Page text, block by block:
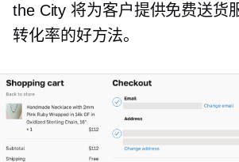
the City 将为客户提供免费送货
转化率的好方法。